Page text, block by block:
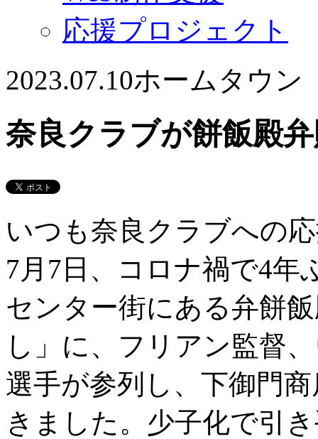
応援プロジェクト
2023.07.10ホームタウン
奈良クラブが餅飯殿
いつも奈良クラブへの
7月7日、コロナ禍で4年
センター街にある弁餅
し」に、フリアン監督
選手が参列し、下御門
きました。少子化で引